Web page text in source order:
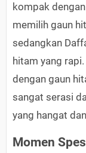
kompak
memilih gaun
sedangkan
hitam yang
dengan gaun
sangat serasi
yang hangat
Momen